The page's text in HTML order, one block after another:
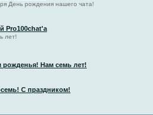
День рождения нашего чата!
Pro100chat'а
лет!
рожденья! Нам семь лет!
С праздником!